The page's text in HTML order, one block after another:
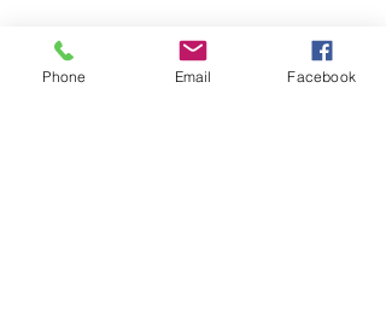
Phone Email Facebook